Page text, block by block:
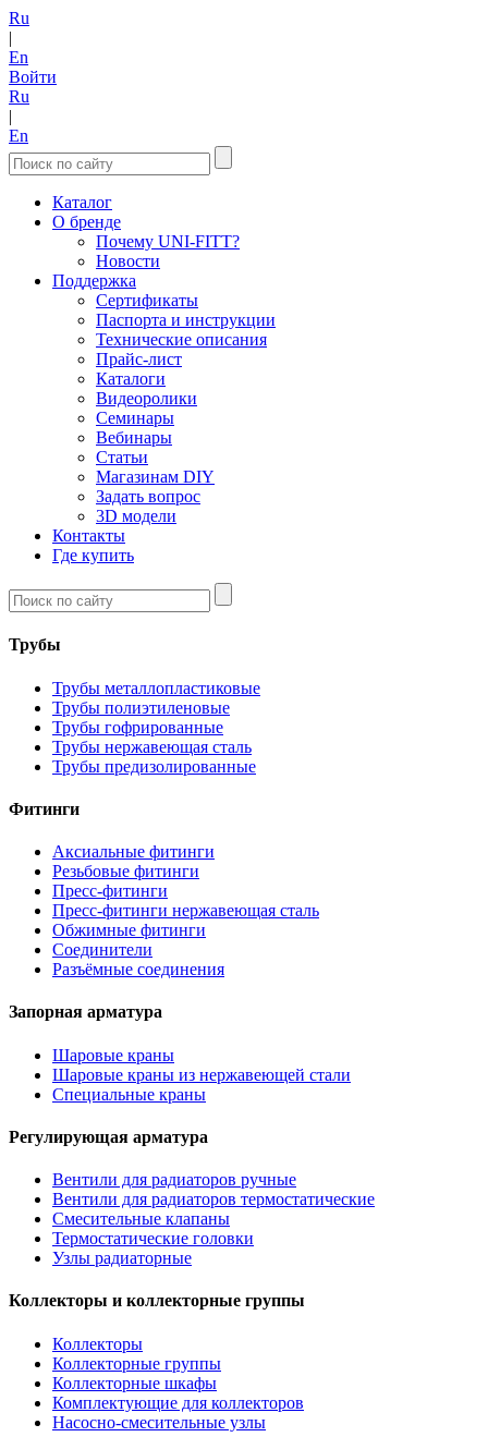
Ru
|
En
Войти
Ru
|
En
Каталог
О бренде
Почему UNI-FITT?
Новости
Поддержка
Сертификаты
Паспорта и инструкции
Технические описания
Прайс-лист
Каталоги
Видеоролики
Семинары
Вебинары
Статьи
Магазинам DIY
Задать вопрос
3D модели
Контакты
Где купить
Трубы
Трубы металлопластиковые
Трубы полиэтиленовые
Трубы гофрированные
Трубы нержавеющая сталь
Трубы предизолированные
Фитинги
Аксиальные фитинги
Резьбовые фитинги
Пресс-фитинги
Пресс-фитинги нержавеющая сталь
Обжимные фитинги
Соединители
Разъёмные соединения
Запорная арматура
Шаровые краны
Шаровые краны из нержавеющей стали
Специальные краны
Регулирующая арматура
Вентили для радиаторов ручные
Вентили для радиаторов термостатические
Смесительные клапаны
Термостатические головки
Узлы радиаторные
Коллекторы и коллекторные группы
Коллекторы
Коллекторные группы
Коллекторные шкафы
Комплектующие для коллекторов
Насосно-смесительные узлы